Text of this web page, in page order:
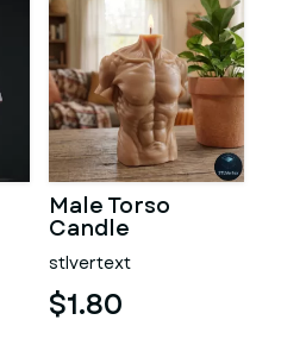
Male Torso
Candle
stlvertext
$1.80